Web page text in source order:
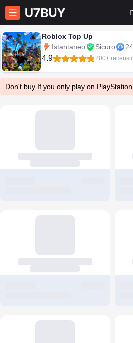
Roblox Top Up
Istantaneo
Sicuro
4.9 200+
Don't buy If you only play on